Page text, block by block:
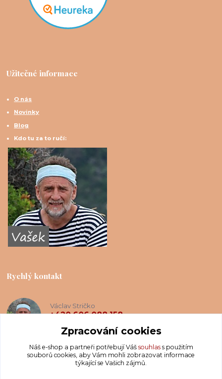
Užitečné informace
O nás
Novinky
Blog
Kdo tu za to ručí:
Rychlý kontakt
Václav Stričko
+420 606 088 158
info@krakatis.cz
Zpracování cookies
Náš e-shop a partneři potřebují Váš souhlass použitím
souborů cookies, aby Vám mohli zobrazovat informace
týkající se Vašich zájmů.